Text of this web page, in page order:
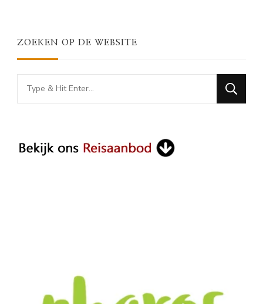
ZOEKEN OP DE WEBSITE
Looking
for